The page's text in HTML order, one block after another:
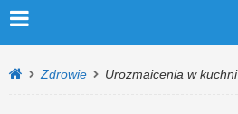
Zdrowie Urozmaicenia w kuchni